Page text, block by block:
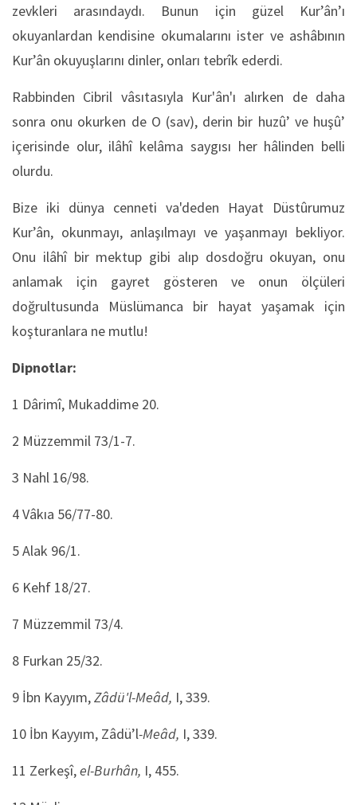
zevkleri arasındaydı. Bunun için güzel Kur’ân’ı
okuyanlardan kendisine okumalarını ister ve ashâbının
Kur’ân okuyuşlarını dinler, onları tebrîk ederdi.
Rabbinden Cibril vâsıtasıyla Kur'ân'ı alırken de daha
sonra onu okurken de O (sav), derin bir huzû’ ve huşû’
içerisinde olur, ilâhî kelâma saygısı her hâlinden belli
olurdu.
Bize iki dünya cenneti va'deden Hayat Düstûrumuz
Kur’ân, okunmayı, anlaşılmayı ve yaşanmayı bekliyor.
Onu ilâhî bir mektup gibi alıp dosdoğru okuyan, onu
anlamak için gayret gösteren ve onun ölçüleri
doğrultusunda Müslümanca bir hayat yaşamak için
koşturanlara ne mutlu!
Dipnotlar:
1 Dârimî, Mukaddime 20.
2 Müzzemmil 73/1-7.
3 Nahl 16/98.
4 Vâkıa 56/77-80.
5 Alak 96/1.
6 Kehf 18/27.
7 Müzzemmil 73/4.
8 Furkan 25/32.
9 İbn Kayyım,Zâdü'l-Meâd, I, 339.
10 İbn Kayyım, Zâdü’l-Meâd, I, 339.
11 Zerkeşî,el-Burhân, I, 455.